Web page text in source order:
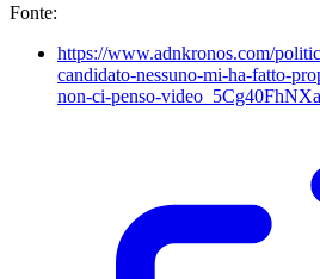
Fonte:
https://www.adnkronos.com/
candidato-nessuno-mi-ha-fatto-
non-ci-penso-